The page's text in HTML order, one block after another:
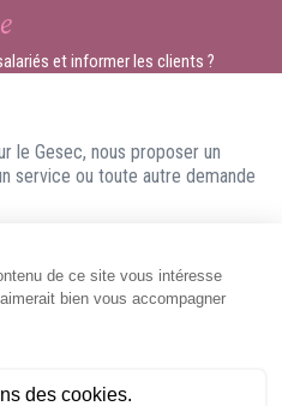
et informer les clients ?
le Gesec, nous proposer un
service ou toute autre demande